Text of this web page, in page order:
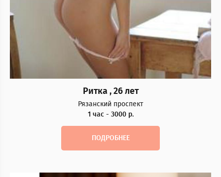
Ритка , 26 лет
Рязанский проспект
1 час - 3000 р.
ПОДРОБНЕЕ